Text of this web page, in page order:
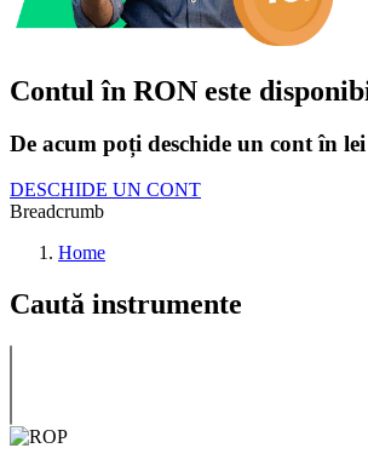
Contul în RON este
De acum poți deschide un cont în
DESCHIDE UN CONT
Breadcrumb
Home
Caută instrumente